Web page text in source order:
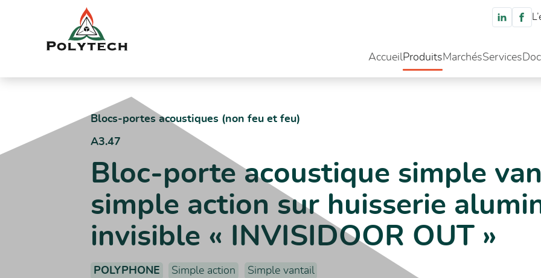
AccueilProduitsMarchésServices
Blocs-portes acoustiques (non feu et feu)
A3.47
Bloc-porte acoustique simple
simple action sur huisserie
invisible « INVISIDOOR OUT »
POLYPHONE Simple action Simple vantail